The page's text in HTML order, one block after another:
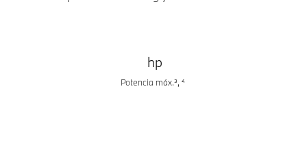
hp
Potencia máx.³, ⁴